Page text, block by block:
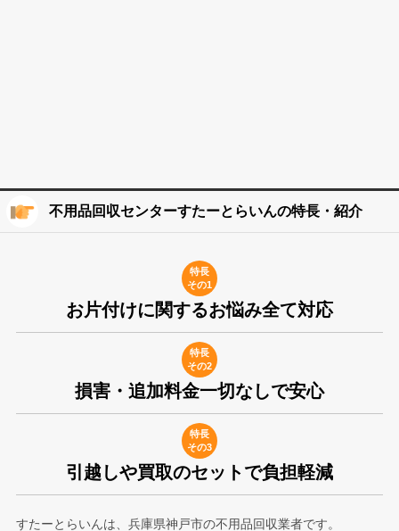
不用品回収センターすたーとらいんの特長・紹介
特長
その1
お片付けに関するお悩み全て対応
特長
その2
損害・追加料金一切なしで安心
特長
その3
引越しや買取のセットで負担軽減
すたーとらいんは、兵庫県神戸市の不用品回収業者です。